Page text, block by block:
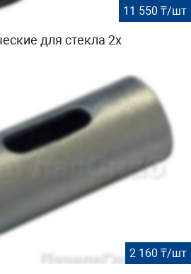
11 550 ₸/шт
для стекла 2х
2 160 ₸/шт